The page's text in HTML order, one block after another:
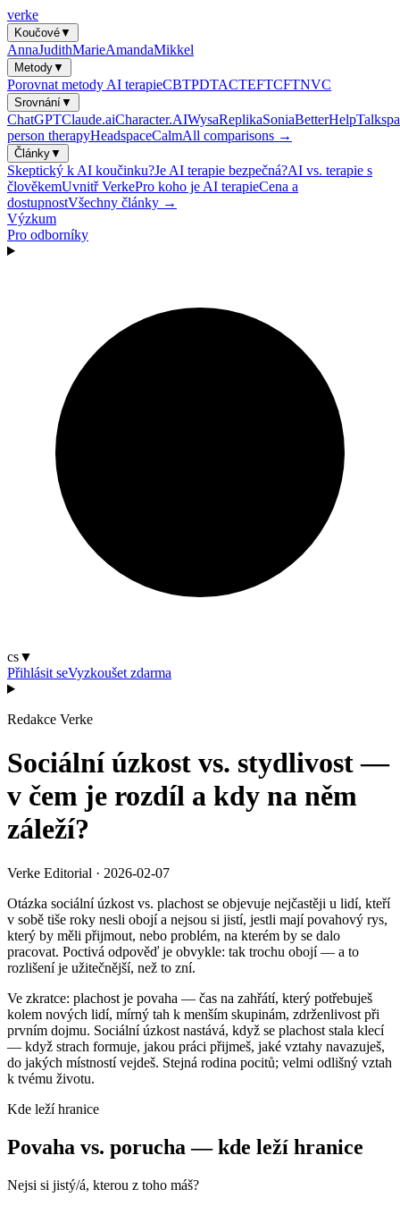
verke
Koučové▼
AnnaJudithMarieAmandaMikkel
Metody▼
Porovnat metody AI terapieCBTPDTACTEFTCFTNVC
Srovnání▼
ChatGPTClaude.aiCharacter.AIWysaReplikaSoniaBetterHelp
person therapyHeadspaceCalmAll comparisons →
Články▼
Skeptický k AI koučinku?Je AI terapie bezpečná?AI vs. terapie s
člověkemUvnitř VerkePro koho je AI terapieCena a
dostupnostVšechny články →
Výzkum
Pro odborníky
cs▼
Přihlásit seVyzkoušet zdarma
Redakce Verke
Sociální úzkost vs. stydlivost —
v čem je rozdíl a kdy na něm
záleží?
Verke Editorial · 2026-02-07
Otázka sociální úzkost vs. plachost se objevuje nejčastěji u lidí, kteří
v sobě tiše roky nesli obojí a nejsou si jistí, jestli mají povahový rys,
který by měli přijmout, nebo problém, na kterém by se dalo
pracovat. Poctivá odpověď je obvykle: tak trochu obojí — a to
rozlišení je užitečnější, než to zní.
Ve zkratce: plachost je povaha — čas na zahřátí, který potřebuješ
kolem nových lidí, mírný tah k menším skupinám, zdrženlivost při
prvním dojmu. Sociální úzkost nastává, když se plachost stala klecí
— když strach formuje, jakou práci přijmeš, jaké vztahy navazuješ,
do jakých místností vejdeš. Stejná rodina pocitů; velmi odlišný vztah
k tvému životu.
Kde leží hranice
Povaha vs. porucha — kde leží hranice
Nejsi si jistý/á, kterou z toho máš?